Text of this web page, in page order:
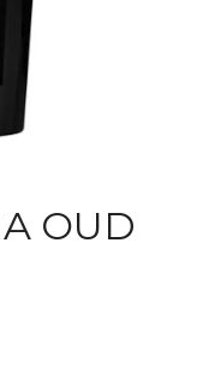
OUD